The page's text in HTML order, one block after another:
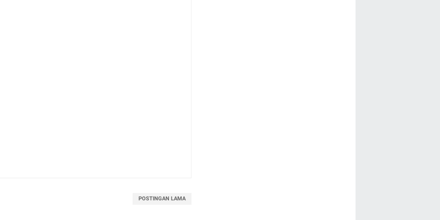
POSTINGAN LAMA